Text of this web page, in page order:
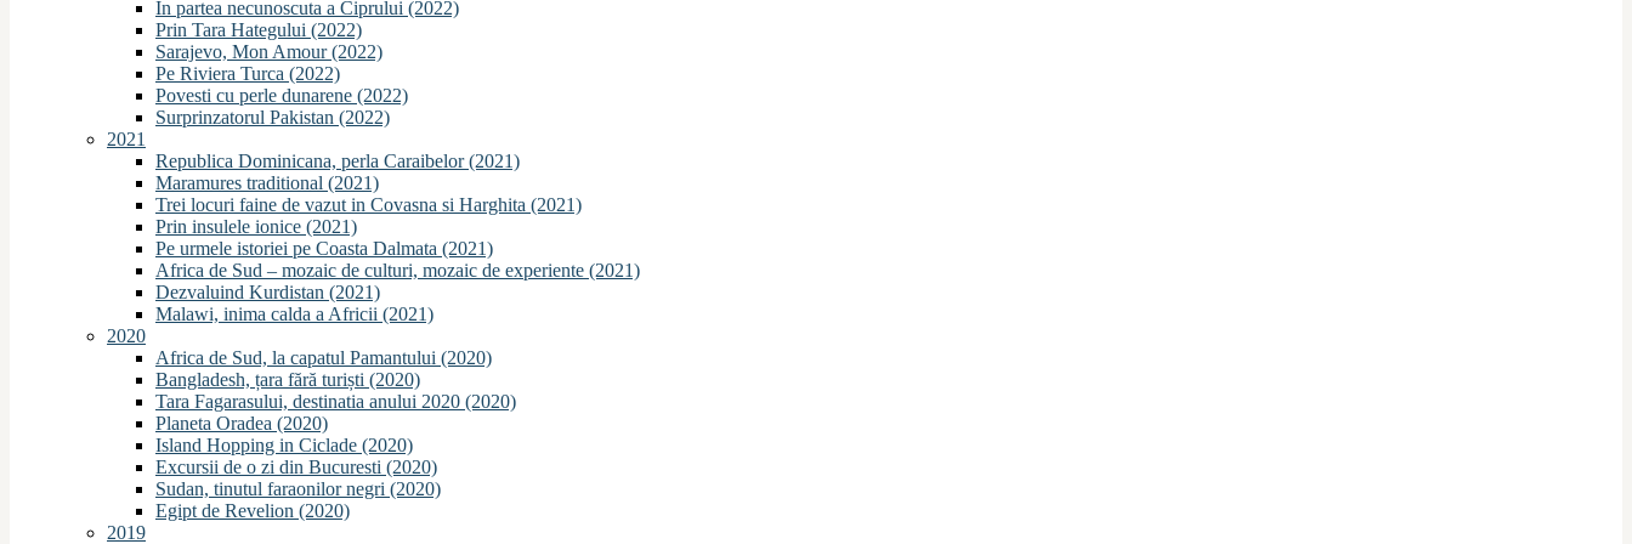
In partea necunoscuta a Ciprului (2022)
Prin Tara Hategului (2022)
Sarajevo, Mon Amour (2022)
Pe Riviera Turca (2022)
Povesti cu perle dunarene (2022)
Surprinzatorul Pakistan (2022)
2021
Republica Dominicana, perla Caraibelor (2021)
Maramures traditional (2021)
Trei locuri faine de vazut in Covasna si Harghita (2021)
Prin insulele ionice (2021)
Pe urmele istoriei pe Coasta Dalmata (2021)
Africa de Sud – mozaic de culturi, mozaic de experiente (2021)
Dezvaluind Kurdistan (2021)
Malawi, inima calda a Africii (2021)
2020
Africa de Sud, la capatul Pamantului (2020)
Bangladesh, țara fără turiști (2020)
Tara Fagarasului, destinatia anului 2020 (2020)
Planeta Oradea (2020)
Island Hopping in Ciclade (2020)
Excursii de o zi din Bucuresti (2020)
Sudan, tinutul faraonilor negri (2020)
Egipt de Revelion (2020)
2019